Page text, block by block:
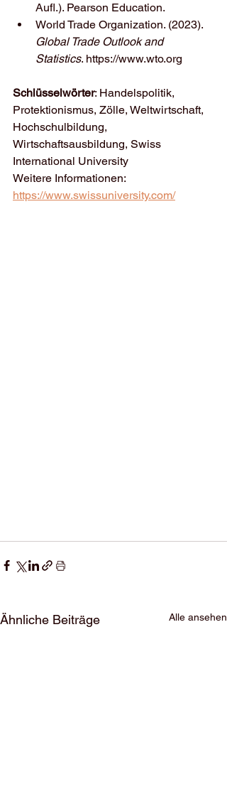
Aufl.). Pearson Education.
World Trade Organization. (2023).
Global Trade Outlook and
Statistics. https://www.wto.org
Schlüsselwörter: Handelspolitik,
Protektionismus, Zölle, Weltwirtschaft,
Hochschulbildung,
Wirtschaftsausbildung, Swiss
International University
Weitere Informationen:
https://www.swissuniversity.com/
Ähnliche Beiträge Alle ansehen